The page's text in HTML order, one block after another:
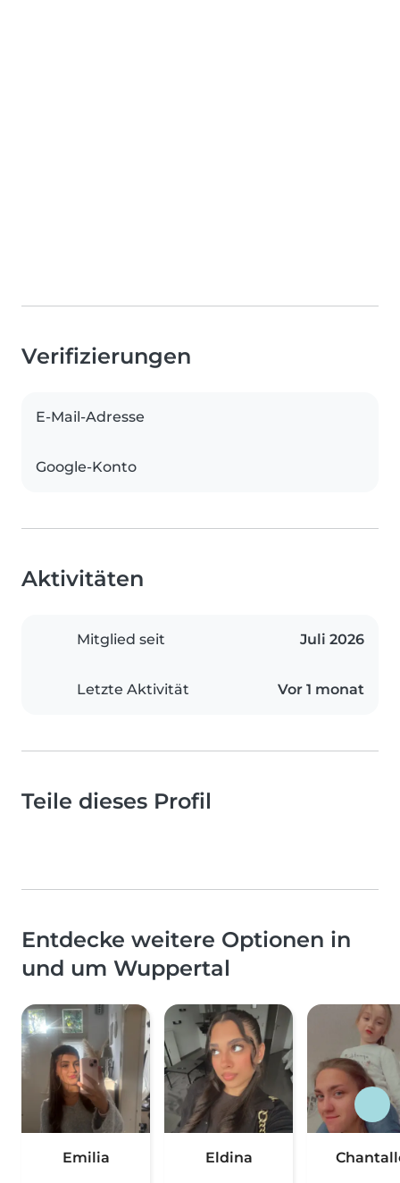
Verifizierungen
E-Mail-Adresse
Google-Konto
Aktivitäten
Mitglied seit Juli 2026
Letzte Aktivität Vor 1 monat
Teile dieses Profil
Entdecke weitere Optionen in
und um Wuppertal
Emilia Eldina